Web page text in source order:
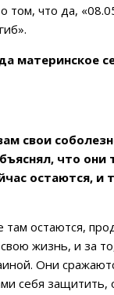
том, что да,
материнское
свои
что
остаются, и
остаются,
жизнь, и за
Они
себя защитить,